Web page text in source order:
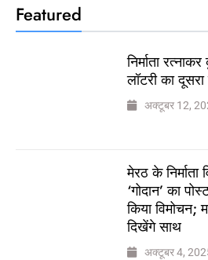
Featured
निर्माता
लॉटरी का
अक्टूबर 12,
मेरठ के निर्माता
‘गोदान’ का
किया विमोचन;
दिखेंगे साथ
अक्टूबर 4,